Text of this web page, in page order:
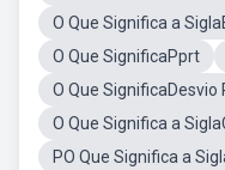
O Que Significa a
O Que SignificaPprt
O Que SignificaDesvio
O Que Significa a
PO Que Significa a